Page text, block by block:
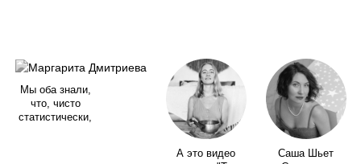
Мы оба знали,
что, чисто
статистически,
А это видео
Саша Шьет